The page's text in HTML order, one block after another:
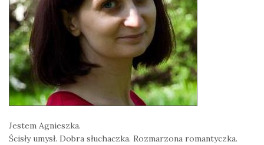
Jestem Agnieszka.
Ścisły umysł. Dobra słuchaczka. Rozmarzona romantyczka.